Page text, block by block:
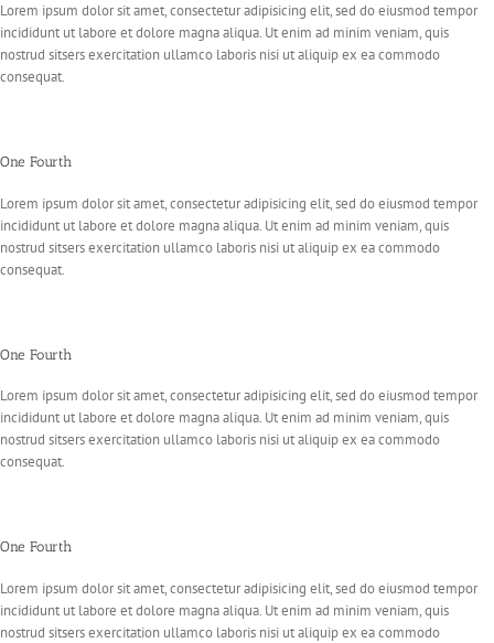
Lorem ipsum dolor sit amet, consectetur adipisicing elit, sed do eiusmod tempor
incididunt ut labore et dolore magna aliqua. Ut enim ad minim veniam, quis
nostrud sitsers exercitation ullamco laboris nisi ut aliquip ex ea commodo
consequat.
One Fourth
Lorem ipsum dolor sit amet, consectetur adipisicing elit, sed do eiusmod tempor
incididunt ut labore et dolore magna aliqua. Ut enim ad minim veniam, quis
nostrud sitsers exercitation ullamco laboris nisi ut aliquip ex ea commodo
consequat.
One Fourth
Lorem ipsum dolor sit amet, consectetur adipisicing elit, sed do eiusmod tempor
incididunt ut labore et dolore magna aliqua. Ut enim ad minim veniam, quis
nostrud sitsers exercitation ullamco laboris nisi ut aliquip ex ea commodo
consequat.
One Fourth
Lorem ipsum dolor sit amet, consectetur adipisicing elit, sed do eiusmod tempor
incididunt ut labore et dolore magna aliqua. Ut enim ad minim veniam, quis
nostrud sitsers exercitation ullamco laboris nisi ut aliquip ex ea commodo